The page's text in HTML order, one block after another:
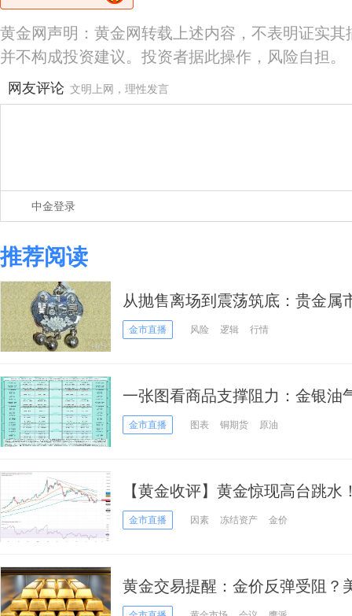
黄金网声明：黄金网转载上述内容，不表明证实
并不构成投资建议。投资者据此操作，风险自担。
网友评论 文明上网，理性发言
中金登录
推荐阅读
从抛售离场到震荡筑底：贵金属
金市直播 风险 逻辑 行情
一张图看商品支撑阻力：金银油
(2026年7月7日)
金市直播 图表 铜期货 原油
【黄金收评】黄金惊现高台跳水
跌 本周紧盯这件大事
金市直播 因素 冻结资产 金价
黄金交易提醒：金价反弹受阻？
4200关口成拉锯主战场